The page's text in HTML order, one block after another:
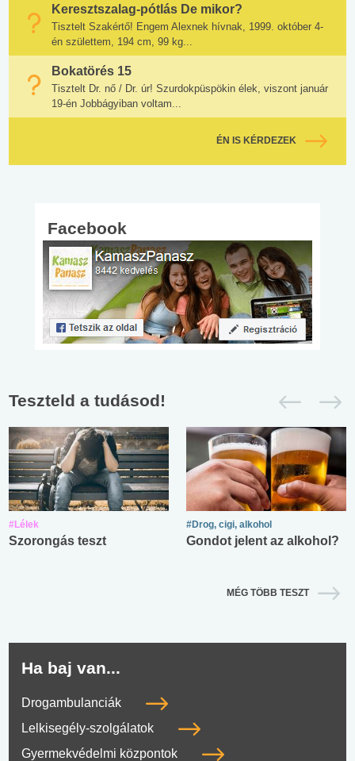
Keresztszalag-pótlás De mikor?
Tisztelt Szakértő! Engem Alexnek hívnak, 1999. október 4-
én születtem, 194 cm, 99 kg...
Bokatörés 15
Tisztelt Dr. nő / Dr. úr! Szurdokpüspökin élek, viszont január
19-én Jobbágyiban voltam...
ÉN IS KÉRDEZEK
Facebook
Teszteld a tudásod!
#Lélek
Szorongás teszt
#Drog, cigi, alkohol
Gondot jelent az alkohol?
MÉG TÖBB TESZT
Ha baj van...
Drogambulanciák
Lelkisegély-szolgálatok
Gyermekvédelmi központok